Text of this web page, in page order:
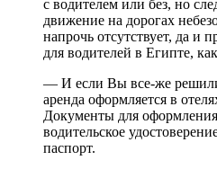
с водителем или без, но
движение на дорогах
напрочь отсутствует, да и
для водителей в Египте,
— И если Вы все-же решили
аренда оформляется в
Документы для
водительское
паспорт.